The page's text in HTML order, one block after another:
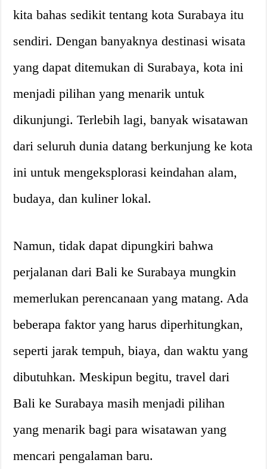
kita bahas sedikit tentang kota Surabaya itu
sendiri. Dengan banyaknya destinasi wisata
yang dapat ditemukan di Surabaya, kota ini
menjadi pilihan yang menarik untuk
dikunjungi. Terlebih lagi, banyak wisatawan
dari seluruh dunia datang berkunjung ke kota
ini untuk mengeksplorasi keindahan alam,
budaya, dan kuliner lokal.
Namun, tidak dapat dipungkiri bahwa
perjalanan dari Bali ke Surabaya mungkin
memerlukan perencanaan yang matang. Ada
beberapa faktor yang harus diperhitungkan,
seperti jarak tempuh, biaya, dan waktu yang
dibutuhkan. Meskipun begitu, travel dari
Bali ke Surabaya masih menjadi pilihan
yang menarik bagi para wisatawan yang
mencari pengalaman baru.